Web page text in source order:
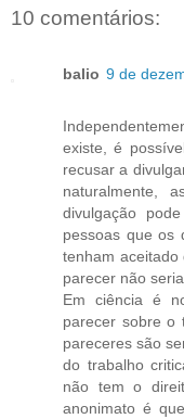
10 comentários:
balio 9 de
existe, é
recusar a
naturalmente,
divulgação
pessoas que os
tenham
parecer não
Em ciência é
parecer sobre o
pareceres são
do trabalho
não tem o
anonimato é